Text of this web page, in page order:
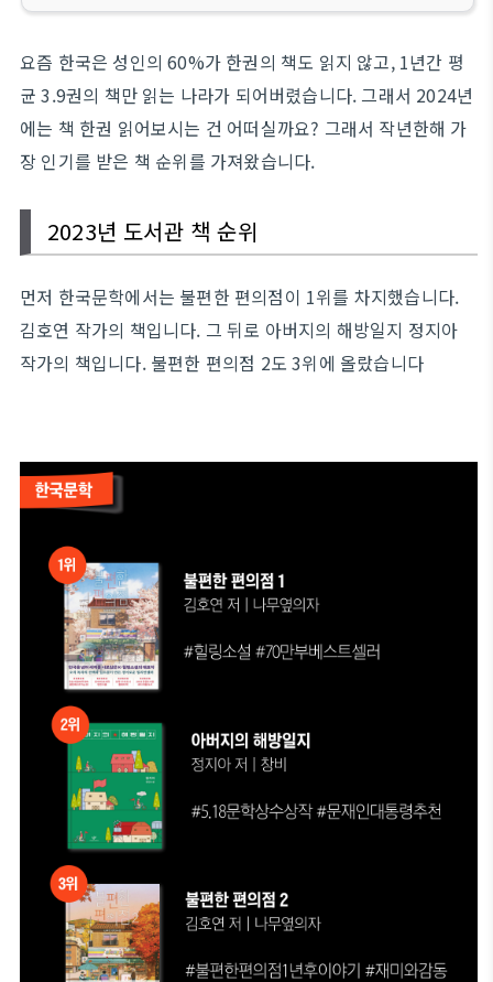
요즘 한국은 성인의 60%가 한권의 책도 읽지 않고, 1년간 평
균 3.9권의 책만 읽는 나라가 되어버렸습니다. 그래서 2024년
에는 책 한권 읽어보시는 건 어떠실까요? 그래서 작년한해 가
장 인기를 받은 책 순위를 가져왔습니다.
2023년 도서관 책 순위
먼저 한국문학에서는 불편한 편의점이 1위를 차지했습니다.
김호연 작가의 책입니다. 그 뒤로 아버지의 해방일지 정지아
작가의 책입니다. 불편한 편의점 2도 3위에 올랐습니다